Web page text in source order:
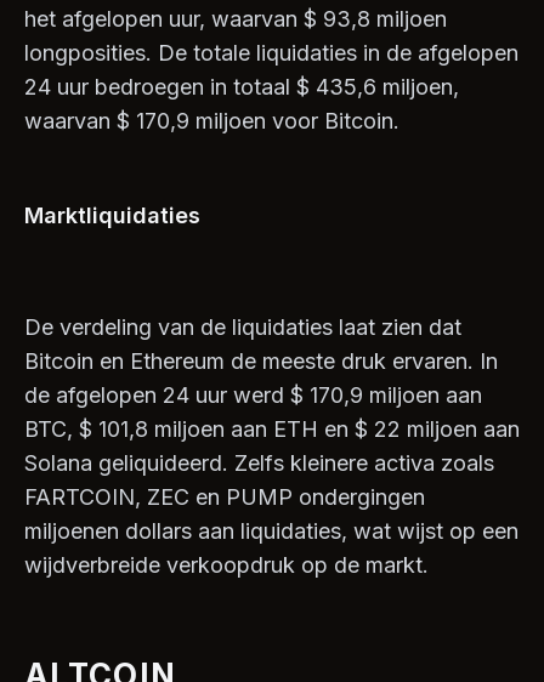
het afgelopen uur, waarvan $ 93,8 miljoen
longposities. De totale liquidaties in de afgelopen
24 uur bedroegen in totaal $ 435,6 miljoen,
waarvan $ 170,9 miljoen voor Bitcoin.
Marktliquidaties
De verdeling van de liquidaties laat zien dat
Bitcoin en Ethereum de meeste druk ervaren. In
de afgelopen 24 uur werd $ 170,9 miljoen aan
BTC, $ 101,8 miljoen aan ETH en $ 22 miljoen aan
Solana geliquideerd. Zelfs kleinere activa zoals
FARTCOIN, ZEC en PUMP ondergingen
miljoenen dollars aan liquidaties, wat wijst op een
wijdverbreide verkoopdruk op de markt.